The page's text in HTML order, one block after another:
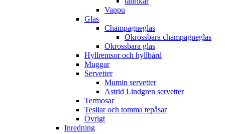
Vappu
Glas
Champagneglas
Okrossbara champagneglas
Okrossbara glas
Hyllremsor och hyllbård
Muggar
Servetter
Mumin servetter
Astrid Lindgren servetter
Termosar
Tesilar och tomma tepåsar
Övrigt
Inredning